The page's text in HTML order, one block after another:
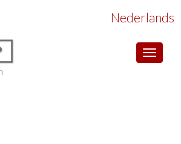
Toggle
Nederlands